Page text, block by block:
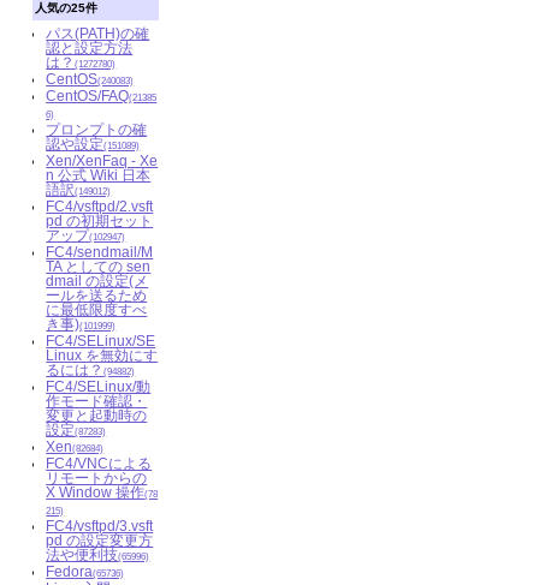
人気の25件
パス(PATH)の確
認と設定方法
は？(1272780)
CentOS(240083)
CentOS/FAQ(21385
6)
プロンプトの確
認や設定(151089)
Xen/XenFaq - Xe
n 公式 Wiki 日本
語訳(149012)
FC4/vsftpd/2.vsft
pd の初期セット
アップ(102947)
FC4/sendmail/M
TA としての sen
dmail の設定(メ
ールを送るため
に最低限度すべ
き事)(101999)
FC4/SELinux/SE
Linux を無効にす
るには？(94882)
FC4/SELinux/動
作モード確認・
変更と起動時の
設定(87283)
Xen(82684)
FC4/VNCによる
リモートからの
X Window 操作(78
215)
FC4/vsftpd/3.vsft
pd の設定変更方
法や便利技(65996)
Fedora(65736)